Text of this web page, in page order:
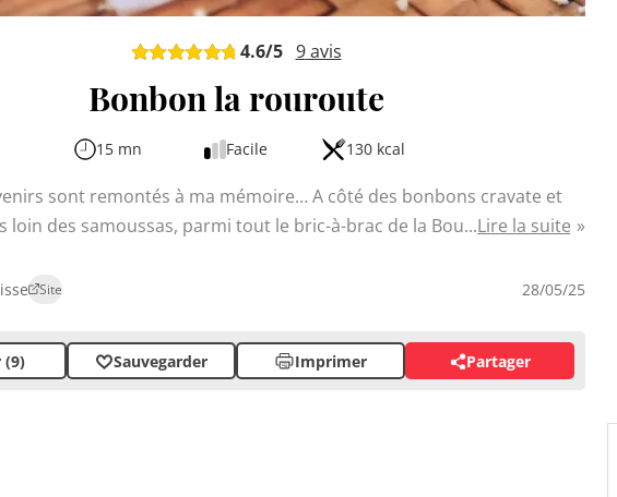
4.6/5 9avis
Bonbon la rouroute
15 mn Facile 130 kcal
sont remontés à ma mémoire… A côté des bonbons cravate et
loin des samoussas, parmi tout le bric-à-brac de la Boutik Chinois.
qui ne ressemble à rien d'autre. Ce bonbon typique est fait avec
roux et au beurre pour une texture unique qui ravira vos papilles.
Lire la suite
Site 28/05/25
(9) Sauvegarder Imprimer Partager